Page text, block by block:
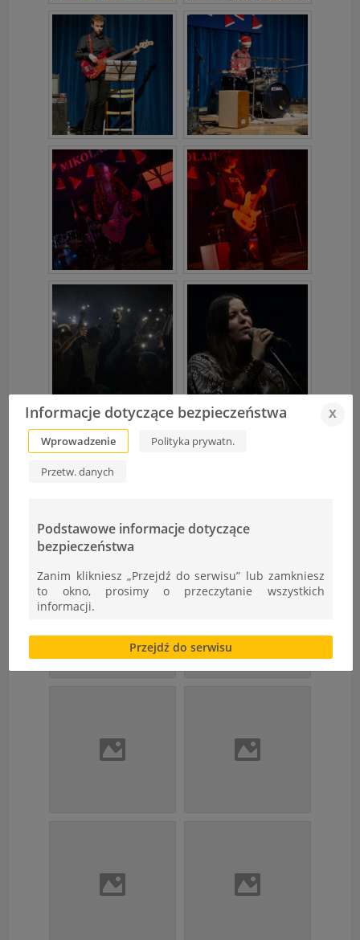
Informacje dotyczące bezpieczeństwa x
Wprowadzenie Polityka prywatn.
Przetw. danych
Podstawowe informacje dotyczące
bezpieczeństwa
Zanim klikniesz „Przejdź do serwisu” lub zamkniesz
to okno, prosimy o przeczytanie wszystkich
informacji.
Brak zgody bądź ograniczenie funkcjonalności plików
cookies lub local storage, może utrudnić lub
uniemożliwić korzystanie z Serwisu.
"Nasza szkoła" > "Bezpieczeństwo"
Przejdź do serwisu